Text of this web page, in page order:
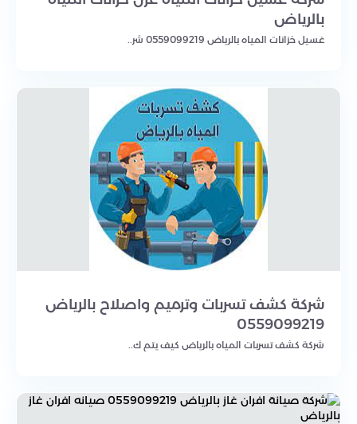
بالرياض
غسيل خزانات المياه بالرياض 0559099219 شر..
شركة كشف تسربات وترميم واصلاح بالرياض
0559099219
شركة كشف تسربات المياه بالرياض كيف يتم ك..